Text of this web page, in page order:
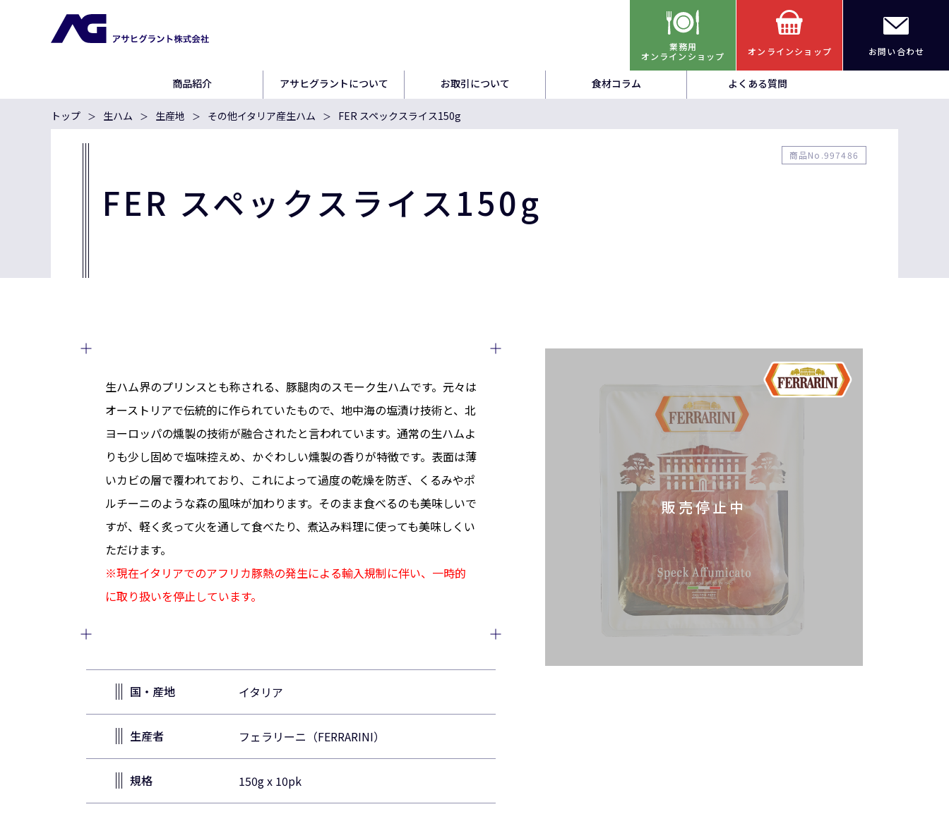
業務用
オンラインショップ
オンラインショップ お問い合わせ
商品紹介 アサヒグラントについて お取引について 食材コラム よくある質問
トップ 生ハム 生産地 その他イタリア産生ハム FER スペックスライス150g
商品No.997486
FER スペックスライス150g
生ハム界のプリンスとも称される、豚腿肉のスモーク生ハムです。元々は
オーストリアで伝統的に作られていたもので、地中海の塩漬け技術と、北
ヨーロッパの燻製の技術が融合されたと言われています。通常の生ハムよ
りも少し固めで塩味控えめ、かぐわしい燻製の香りが特徴です。表面は薄
いカビの層で覆われており、これによって過度の乾燥を防ぎ、くるみやポ
ルチーニのような森の風味が加わります。そのまま食べるのも美味しいで
すが、軽く炙って火を通して食べたり、煮込み料理に使っても美味しくい
ただけます。
※現在イタリアでのアフリカ豚熱の発生による輸入規制に伴い、一時的
に取り扱いを停止しています。
国・産地 イタリア
生産者 フェラリーニ（FERRARINI）
規格 150g x 10pk